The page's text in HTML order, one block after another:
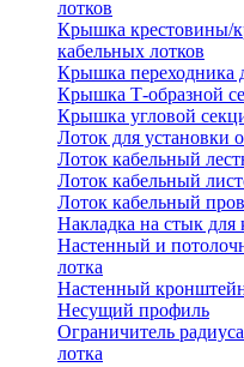
лотков
Крышка крестовины/
кабельных лотков
Крышка переходника
Крышка Т-образной
Крышка угловой
Лоток для установки
Лоток кабельный
Лоток кабельный
Лоток кабельный
Накладка на стык для
Настенный и
лотка
Настенный
Несущий профиль
Ограничитель
лотка